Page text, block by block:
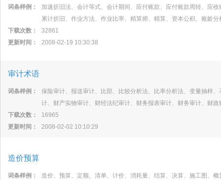
词条样例：
加速折旧法、会计等式、会计期间、应付账款、应付账款周转、应
累计折旧、作业方法、作业比率、精算师、精算、资本公积、账龄
下载次数：
32861
更新时间：
2008-02-19 10:30:38
审计术语
词条样例：
保险审计、报送审计、比部、比较分析法、比率分析法、变量抽样
计、财产实物审计、财经法纪审计、财务报表审计、财务审计、财
下载次数：
16965
更新时间：
2008-02-02 10:10:29
造价预算
词条样例：
造价、预算、定额、清单、计价、消耗量、结算、决算、施工图、